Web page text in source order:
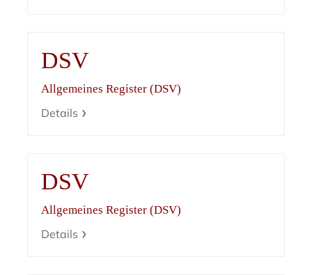
DSV
Allgemeines Register (DSV)
Details
DSV
Allgemeines Register (DSV)
Details